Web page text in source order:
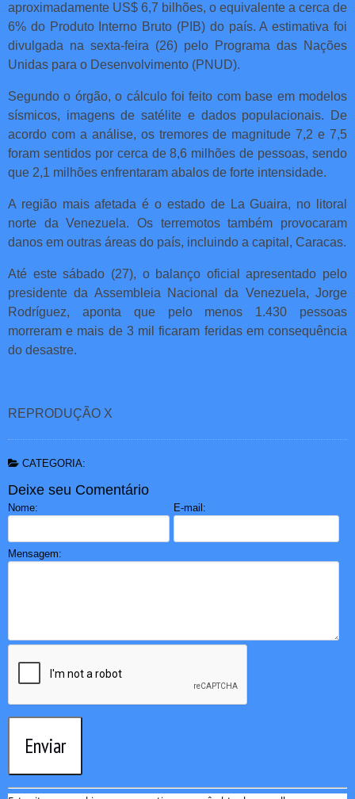
aproximadamente US$ 6,7 bilhões, o equivalente a cerca de
6% do Produto Interno Bruto (PIB) do país. A estimativa foi
divulgada na sexta-feira (26) pelo Programa das Nações
Unidas para o Desenvolvimento (PNUD).
Segundo o órgão, o cálculo foi feito com base em modelos
sísmicos, imagens de satélite e dados populacionais. De
acordo com a análise, os tremores de magnitude 7,2 e 7,5
foram sentidos por cerca de 8,6 milhões de pessoas, sendo
que 2,1 milhões enfrentaram abalos de forte intensidade.
A região mais afetada é o estado de La Guaira, no litoral
norte da Venezuela. Os terremotos também provocaram
danos em outras áreas do país, incluindo a capital, Caracas.
Até este sábado (27), o balanço oficial apresentado pelo
presidente da Assembleia Nacional da Venezuela, Jorge
Rodríguez, aponta que pelo menos 1.430 pessoas
morreram e mais de 3 mil ficaram feridas em consequência
do desastre.
REPRODUÇÃO X
CATEGORIA:
Deixe seu Comentário
Nome: E-mail:
Mensagem:
Enviar